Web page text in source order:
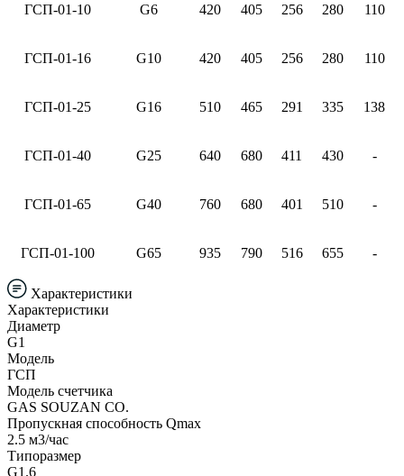
ГСП-01-10 G6 420 405 256 280 110
ГСП-01-16 G10 420 405 256 280 110
ГСП-01-25 G16 510 465 291 335 138
ГСП-01-40 G25 640 680 411 430 -
ГСП-01-65 G40 760 680 401 510 -
ГСП-01-100 G65 935 790 516 655 -
Характеристики
Характеристики
Диаметр
G1
Модель
ГСП
Модель счетчика
GAS SOUZAN CO.
Пропускная способность Qmax
2.5 м3/час
Типоразмер
G1.6